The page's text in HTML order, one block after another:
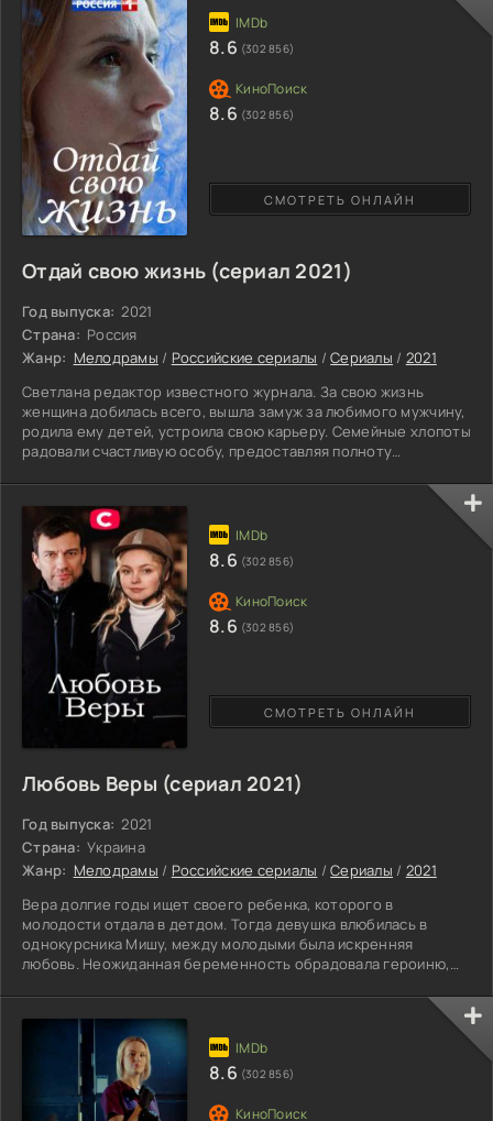
которое срочно нужно лечить, иначе все закончиться
плачевно. Невзирая на серию катастрофических событий,
сильная особа не собирается
Отдай свою жизнь (сериал 2021)
Год выпуска: 2021
Страна: Россия
Жанр: Мелодрамы / Российские сериалы /Сериалы / 2021
Светлана редактор известного журнала. За свою жизнь
женщина добилась всего, вышла замуж за любимого мужчину,
родила ему детей, устроила свою карьеру. Семейные хлопоты
радовали счастливую особу, предоставляя полноту
на машине сбивает человека, к счастью Инга отделалась
незначительными ушибами. Пострадавшая не собирается
судиться, без труда идет на диалог. Главная героиня при
общении с жертвой аварии поняла, что та осталась без денег
СМОТРЕТЬ ОНЛАЙН
8.6 (302 856)
8.6 (302 856)
Любовь Веры (сериал 2021)
Год выпуска: 2021
Страна: Украина
Жанр: Мелодрамы / Российские сериалы /Сериалы / 2021
Вера долгие годы ищет своего ребенка, которого в
молодости отдала в детдом. Тогда девушка влюбилась в
однокурсника Мишу, между молодыми была искренняя
любовь. Неожиданная беременность обрадовала героиню,
известие изменило жизнь барышни навсегда. Смертельное
заболевание матери требует немедленного лечения, для
которого необходима внушительная сумма. Вера решает
продать квартиру, но нарывается на мошенников. В
результате чего остается без
СМОТРЕТЬ ОНЛАЙН
8.6 (302 856)
8.6 (302 856)
8.6 (302 856)